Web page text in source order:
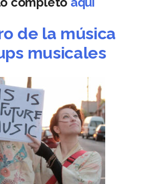
de la música
musicales